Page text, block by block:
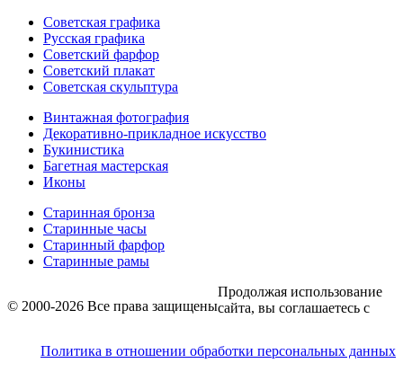
Советская графика
Русская графика
Советский фарфор
Советский плакат
Советская скульптура
Винтажная фотография
Декоративно-прикладное искусство
Букинистика
Багетная мастерская
Иконы
Старинная бронза
Старинные часы
Старинный фарфор
Старинные рамы
© 2000-2026 Все права защищены
Политика в отношении обработки персональных данных
Продолжая использование
сайта, вы соглашаетесь с